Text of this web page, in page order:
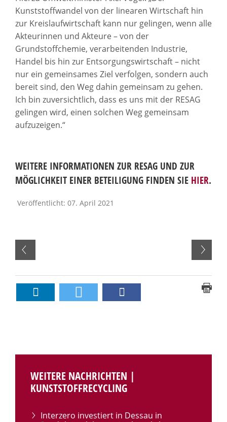
Kunststoffwandel von der linearen Wirtschaft hin
zur Kreislaufwirtschaft kann nur gelingen, wenn alle
Akteurinnen und Akteure – von der
Grundstoffchemie, verarbeitenden Industrie,
Handel bis hin zur Entsorgungswirtschaft – nicht
nur ein gemeinsames Ziel verfolgen, sondern auch
bereit sind, den Weg dahin gemeinsam zu gehen.
Ich bin zuversichtlich, dass es uns mit der RESAG
gelingen wird, einen solchen Weg gemeinsam
aufzuzeigen.“
WEITERE INFORMATIONEN ZUR RESAG UND ZUR
MÖGLICHKEIT EINER BETEILIGUNG FINDEN SIE HIER.
Veröffentlicht: 07. April 2021
WEITERE NACHRICHTEN |
KUNSTSTOFFRECYCLING
Interzero investiert in Dessau in